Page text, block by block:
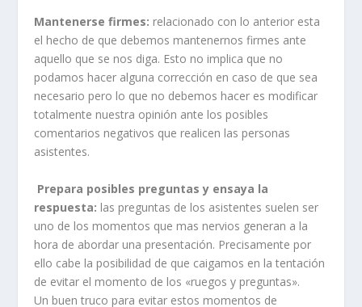
Mantenerse firmes: relacionado con lo anterior esta
el hecho de que debemos mantenernos firmes ante
aquello que se nos diga. Esto no implica que no
podamos hacer alguna corrección en caso de que sea
necesario pero lo que no debemos hacer es modificar
totalmente nuestra opinión ante los posibles
comentarios negativos que realicen las personas
asistentes.
Prepara posibles preguntas y ensaya la
respuesta: las preguntas de los asistentes suelen ser
uno de los momentos que mas nervios generan a la
hora de abordar una presentación. Precisamente por
ello cabe la posibilidad de que caigamos en la tentación
de evitar el momento de los «ruegos y preguntas».
Un buen truco para evitar estos momentos de